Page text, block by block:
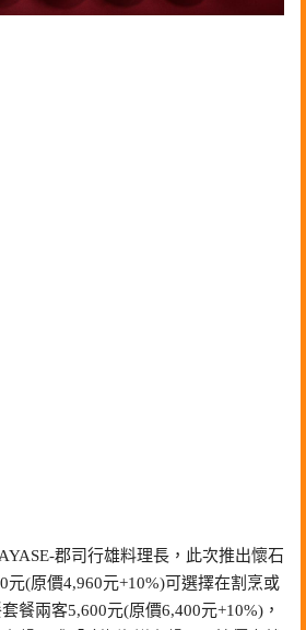
郡司行雄料理長，此次推出懷石
元(原價4,960元+10%)可選擇在割烹或
餐兩客5,600元(原價6,400元+10%)，